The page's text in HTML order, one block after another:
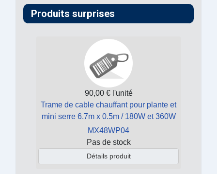
Produits surprises
90,00 € l'unité
Trame de cable chauffant pour plante et
mini serre 6.7m x 0.5m / 180W et 360W
MX48WP04
Pas de stock
Détails produit